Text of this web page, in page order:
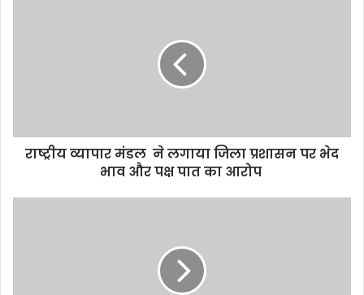
राष्ट्रीय व्यापार मंडल ने लगाया जिला प्रशासन पर भेद
भाव और पक्ष पात का आरोप